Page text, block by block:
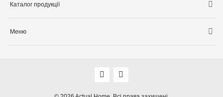
Каталог продукції
Меню
Оплата, доставка